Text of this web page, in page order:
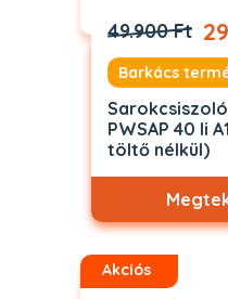
49.900 Ft
Barkács
PWSAP 40 li
töltő nélkül)
Akciós